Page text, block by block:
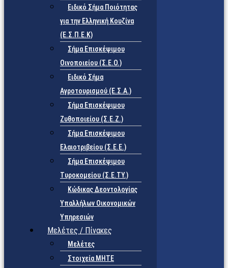
Ειδικό Σήμα Ποιότητας
για την Ελληνική Κουζίνα
(Ε.Σ.Π.Ε.Κ)
Σήμα Επισκέψιμου
Οινοποιείου (Σ.Ε.Ο.)
Ειδικό Σήμα
Αγροτουρισμού (Ε.Σ.Α.)
Σήμα Επισκέψιμου
Ζυθοποιείου (Σ.Ε.Ζ.)
Σήμα Επισκέψιμου
Ελαιοτριβείου (Σ.Ε.Ε.)
Σήμα Επισκέψιμου
Τυροκομείου (Σ.Ε.TY.)
Κώδικας Δεοντολογίας
Υπαλλήλων Οικονομικών
Υπηρεσιών
Μελέτες / Πίνακες
Μελέτες
Στοιχεία ΜΗΤΕ